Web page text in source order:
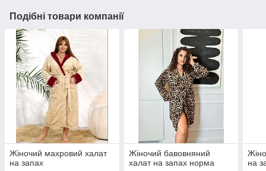
Подібні товари компанії
Жіночий махровий халат
на запах
Жіночий бавовняний
халат на запах норма
на